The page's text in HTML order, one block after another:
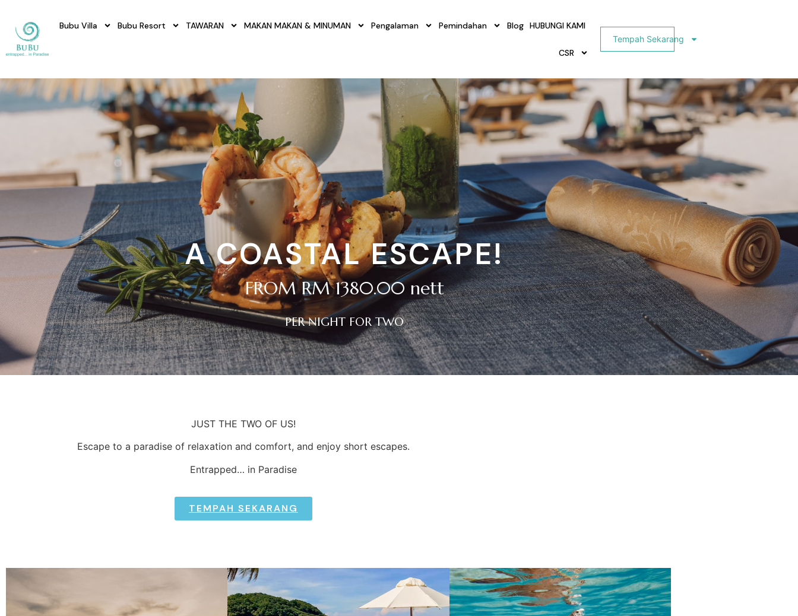
Bubu Villa Bubu Resort TAWARAN MAKAN MAKAN & MINUMAN Pengalaman Pemindahan Blog HUBUNGI KAMI
CSR
Tempah Sekarang
A COASTAL ESCAPE!
FROM RM 1380.00 nett
PER NIGHT FOR TWO
JUST THE TWO OF US!
Escape to a paradise of relaxation and comfort, and enjoy short escapes.
Entrapped… in Paradise
TEMPAH SEKARANG